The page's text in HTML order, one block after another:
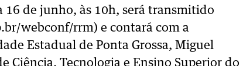
16 de junho, às 10h, será transmitido
webconf/rrm) e contará com a
Estadual de Ponta Grossa, Miguel
Ciência, Tecnologia e Ensino Superior do